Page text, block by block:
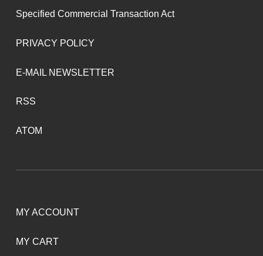
Specified Commercial Transaction Act
PRIVACY POLICY
E-MAIL NEWSLETTER
RSS
ATOM
MY ACCOUNT
MY CART